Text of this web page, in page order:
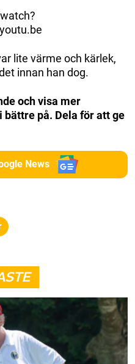
lite värme och kärlek,
innan han dog.
och visa mer
på. Dela för att ge
News